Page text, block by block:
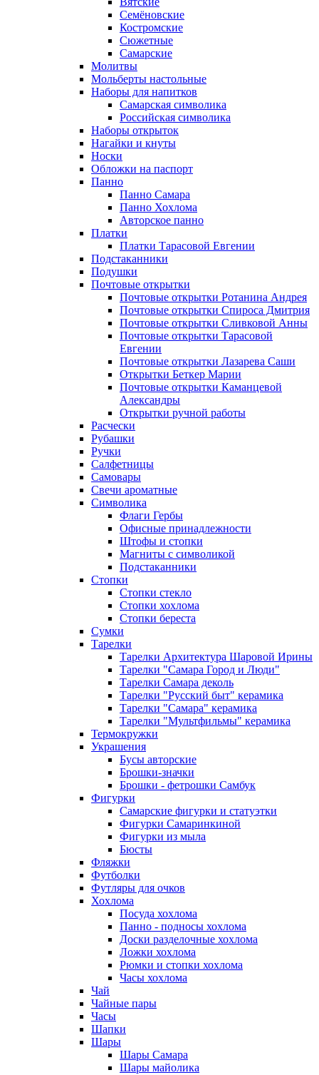
Семёновские
Костромские
Сюжетные
Самарские
Молитвы
Мольберты настольные
Наборы для напитков
Самарская символика
Российская символика
Наборы открыток
Нагайки и кнуты
Носки
Обложки на паспорт
Панно
Панно Самара
Панно Хохлома
Авторское панно
Платки
Платки Тарасовой Евгении
Подстаканники
Подушки
Почтовые открытки
Почтовые открытки Ротанина Андрея
Почтовые открытки Спироса Дмитрия
Почтовые открытки Сливковой Анны
Почтовые открытки Тарасовой
Евгении
Почтовые открытки Лазарева Саши
Открытки Беткер Марии
Почтовые открытки Каманцевой
Александры
Открытки ручной работы
Расчески
Рубашки
Ручки
Салфетницы
Самовары
Свечи ароматные
Символика
Флаги Гербы
Офисные принадлежности
Штофы и стопки
Магниты с символикой
Подстаканники
Стопки
Стопки стекло
Стопки хохлома
Стопки береста
Сумки
Тарелки
Тарелки Архитектура Шаровой Ирины
Тарелки "Самара Город и Люди"
Тарелки Самара деколь
Тарелки "Русский быт" керамика
Тарелки "Самара" керамика
Тарелки "Мультфильмы" керамика
Термокружки
Украшения
Бусы авторские
Брошки-значки
Брошки - фетрошки Самбук
Фигурки
Самарские фигурки и статуэтки
Фигурки Самаринкиной
Фигурки из мыла
Бюсты
Фляжки
Футболки
Футляры для очков
Хохлома
Посуда хохлома
Панно - подносы хохлома
Доски разделочные хохлома
Ложки хохлома
Рюмки и стопки хохлома
Часы хохлома
Чай
Чайные пары
Часы
Шапки
Шары
Шары Самара
Шары майолика